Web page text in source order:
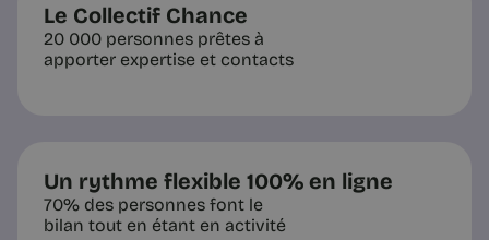
Conseils et Exercices
La puissance du silence :
Le Collectif Chance
20 000 personnes prêtes à
apporter expertise et contacts
Un rythme flexible 100% en ligne
70% des personnes font le
bilan tout en étant en activité